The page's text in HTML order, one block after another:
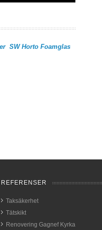
SW Horto Foamglas
REFERENSER
Taksäkerhet
Tätskikt
Renovering Gagnef Kyrka